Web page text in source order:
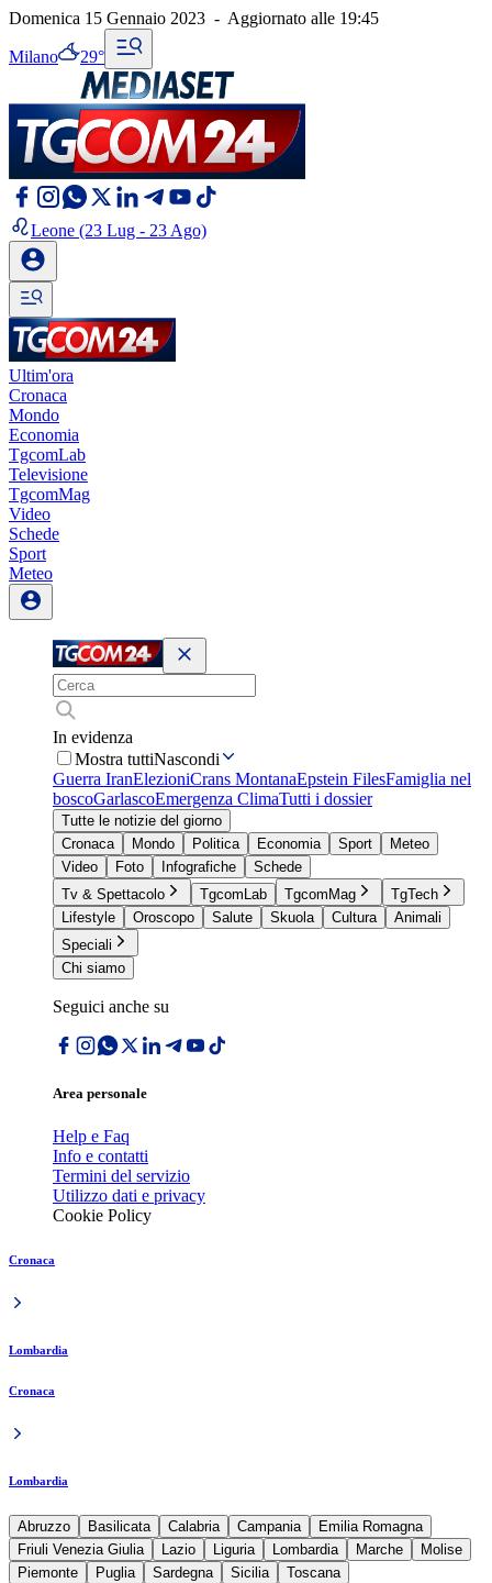
Domenica 15 Gennaio 2023 - Aggiornato alle 19:45
Milano 29°
Leone (23 Lug - 23 Ago)
Ultim'ora
Cronaca
Mondo
Economia
TgcomLab
Televisione
TgcomMag
Video
Schede
Sport
Meteo
In evidenza
Mostra tuttiNascondi
Guerra IranElezioniCrans MontanaEpstein FilesFamiglia nel
boscoGarlascoEmergenza ClimaTutti i dossier
Tutte le notizie del giorno
Cronaca
Mondo Politica Economia Sport
Meteo
Video
Foto Infografiche
Schede
Tv & Spettacolo
TgcomLab TgcomMag
TgTech
Lifestyle
Oroscopo Salute Skuola Cultura
Animali
Speciali
Chi siamo
Seguici anche su
Area personale
Help e Faq
Info e contatti
Termini del servizio
Utilizzo dati e privacy
Cookie Policy
Cronaca
Lombardia
Cronaca
Lombardia
Abruzzo Basilicata Calabria Campania
Emilia Romagna
Friuli Venezia Giulia
Lazio Liguria Lombardia Marche
Molise
Piemonte
Puglia Sardegna Sicilia
Toscana